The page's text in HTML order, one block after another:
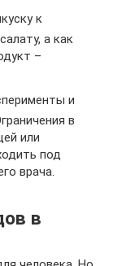
к
а как
–
и
в
или
под
врача.
в